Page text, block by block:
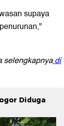
supaya
selengkapnyadi
Diduga